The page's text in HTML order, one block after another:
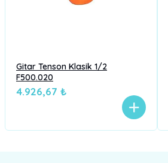
Gitar Tenson Klasik 1/2
F500.020
4.926,67 ₺